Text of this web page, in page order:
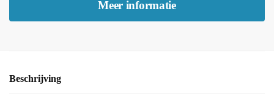
Meer informatie
Beschrijving